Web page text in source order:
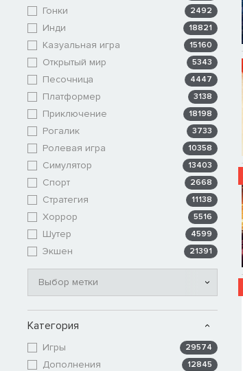
Гонки 2492
Инди 18821
Казуальная игра 15160
Открытый мир 5343
Песочница 4447
Платформер 3138
Приключение 18198
Рогалик 3733
Ролевая игра 10358
Симулятор 13403
Спорт 2668
Стратегия 11138
Хоррор 5516
Шутер 4599
Экшен 21391
Выбор метки
Категория
Игры 29574
Дополнения 12845